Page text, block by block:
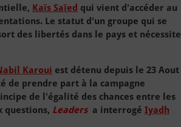
Kaïs Saïed qui vient d'accéder au
Le statut d'un groupe qui se
des libertés dans le pays et nécessite
Karoui est détenu depuis le 23 Aout
de prendre part à la campagne
de l'égalité des chances entre les
questions, Leadersa interrogé Iyadh